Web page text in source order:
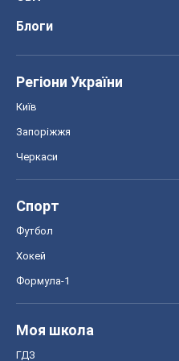
Блоги
Регіони України
Київ
Запоріжжя
Черкаси
Спорт
Футбол
Хокей
Формула-1
Моя школа
ГДЗ